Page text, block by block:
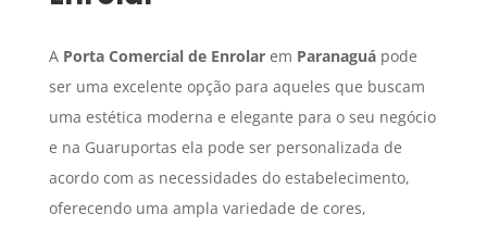
A Porta Comercial de Enrolarem Paranaguápode
ser uma excelente opção para aqueles que buscam
uma estética moderna e elegante para o seu negócio
e na Guaruportas ela pode ser personalizada de
acordo com as necessidades do estabelecimento,
oferecendo uma ampla variedade de cores,